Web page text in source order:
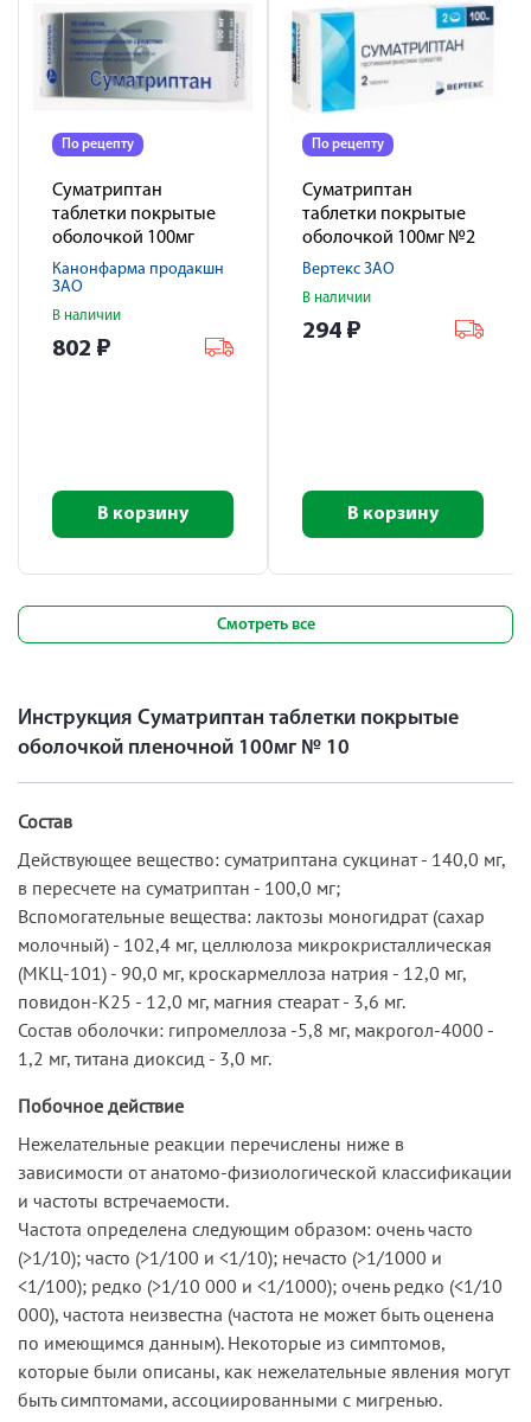
По рецепту
Суматриптан
таблетки покрытые
оболочкой 100мг
№10
Канонфарма продакшн
ЗАО
В наличии
802 ₽
В корзину
По рецепту
Суматриптан
таблетки покрытые
оболочкой 100мг №2
Вертекс ЗАО
В наличии
294 ₽
В корзину
Смотреть все
Инструкция Суматриптан таблетки покрытые
оболочкой пленочной 100мг № 10
Состав
Действующее вещество: суматриптана сукцинат - 140,0 мг,
в пересчете на суматриптан - 100,0 мг;
Вспомогательные вещества: лактозы моногидрат (сахар
молочный) - 102,4 мг, целлюлоза микрокристаллическая
(МКЦ-101) - 90,0 мг, кроскармеллоза натрия - 12,0 мг,
повидон-К25 - 12,0 мг, магния стеарат - 3,6 мг.
Состав оболочки: гипромеллоза -5,8 мг, макрогол-4000 -
1,2 мг, титана диоксид - 3,0 мг.
Побочное действие
Нежелательные реакции перечислены ниже в
зависимости от анатомо-физиологической классификации
и частоты встречаемости.
Частота определена следующим образом: очень часто
(>1/10); часто (>1/100 и <1/10); нечасто (>1/1000 и
<1/100); редко (>1/10 000 и <1/1000); очень редко (<1/10
000), частота неизвестна (частота не может быть оценена
по имеющимся данным). Некоторые из симптомов,
которые были описаны, как нежелательные явления могут
быть симптомами, ассоциированными с мигренью.